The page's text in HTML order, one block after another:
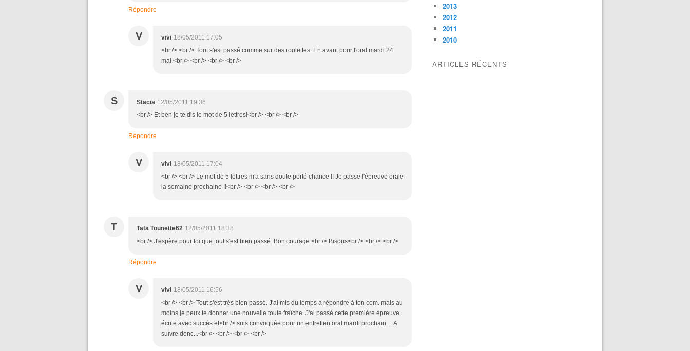
Répondre
V vivi 18/05/2011 17:05
<br /> <br /> Tout s'est passé comme sur des roulettes. En avant pour l'oral mardi 24
mai.<br /> <br /> <br /> <br />
S Stacia 12/05/2011 19:36
<br /> Et ben je te dis le mot de 5 lettres!<br /> <br /> <br />
Répondre
V vivi 18/05/2011 17:04
<br /> <br /> Le mot de 5 lettres m'a sans doute porté chance !! Je passe l'épreuve orale
la semaine prochaine !!<br /> <br /> <br /> <br />
T Tata Tounette62 12/05/2011 18:38
<br /> J'espère pour toi que tout s'est bien passé. Bon courage.<br /> Bisous<br /> <br /> <br />
Répondre
V vivi 18/05/2011 16:56
<br /> <br /> Tout s'est très bien passé. J'ai mis du temps à répondre à ton com. mais au
moins je peux te donner une nouvelle toute fraîche. J'ai passé cette première épreuve
écrite avec succès et<br /> suis convoquée pour un entretien oral mardi prochain.... A
suivre donc...<br /> <br /> <br /> <br />
2013
2012
2011
2010
ARTICLES RÉCENTS